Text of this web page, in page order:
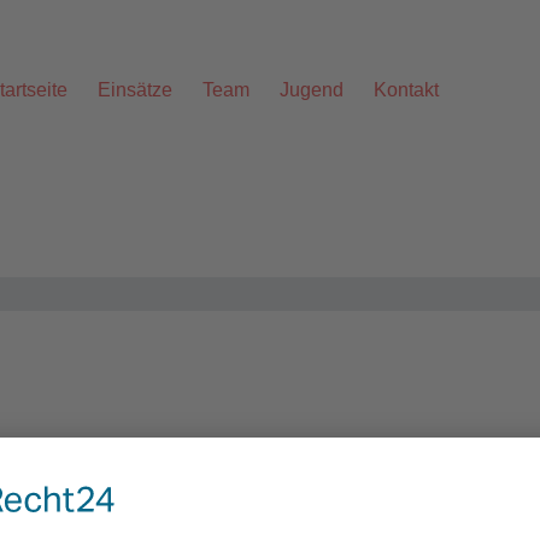
Einsätze Team Jugend Kontakt